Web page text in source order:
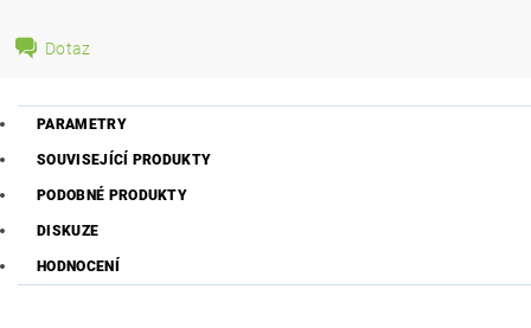
Dotaz
PARAMETRY
SOUVISEJÍCÍ PRODUKTY
PODOBNÉ PRODUKTY
DISKUZE
HODNOCENÍ